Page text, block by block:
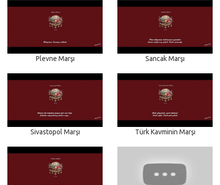
Plevne Marşı Sancak Marşı
Sivastopol Marşı Türk Kavminin Marşı